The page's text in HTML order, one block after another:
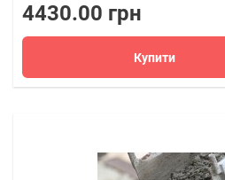
4430.00 грн
Купити